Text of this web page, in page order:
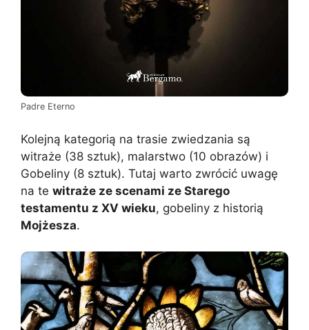
Padre Eterno
Kolejną kategorią na trasie zwiedzania są
witraże (38 sztuk), malarstwo (10 obrazów) i
Gobeliny (8 sztuk). Tutaj warto zwrócić uwagę
na te witraże ze scenami ze Starego
testamentu z XV wieku, gobeliny z historią
Mojżesza.